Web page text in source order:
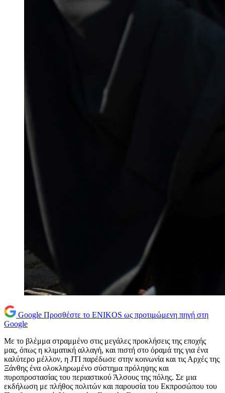
Google Προσθέστε το ENIKOS ως προτιμώμενη πηγή στη
Google
Με το βλέμμα στραμμένο στις μεγάλες προκλήσεις της εποχής
μας, όπως η κλιματική αλλαγή, και πιστή στο όραμά της για ένα
καλύτερο μέλλον, η JTI παρέδωσε στην κοινωνία και τις Αρχές της
Ξάνθης ένα ολοκληρωμένο σύστημα πρόληψης και
πυροπροστασίας του περιαστικού Άλσους της πόλης. Σε μια
εκδήλωση με πλήθος πολιτών και παρουσία του Εκπροσώπου του